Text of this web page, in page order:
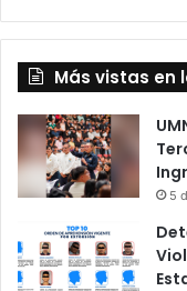
Más vistas en
5